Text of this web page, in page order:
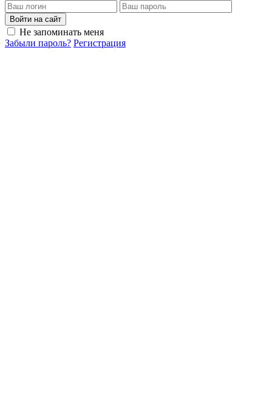
Войти на сайт
Не запоминать меня
Забыли пароль? Регистрация